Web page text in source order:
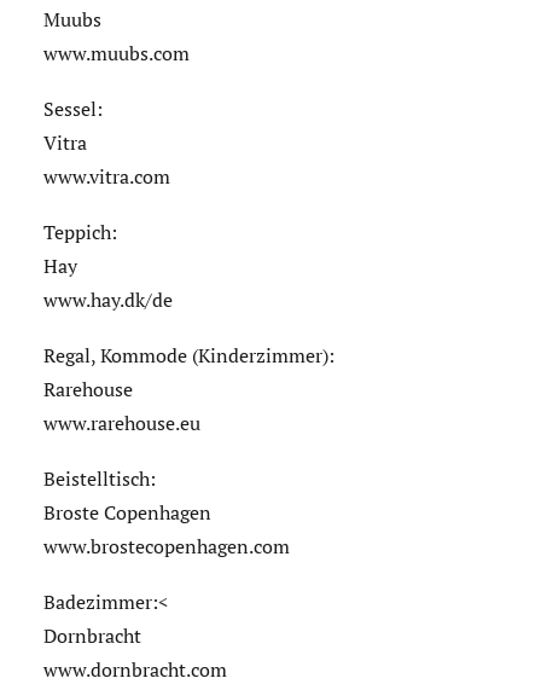
Muubs
www.muubs.com
Sessel:
Vitra
www.vitra.com
Teppich:
Hay
www.hay.dk/de
Regal, Kommode (Kinderzimmer):
Rarehouse
www.rarehouse.eu
Beistelltisch:
Broste Copenhagen
www.brostecopenhagen.com
Badezimmer:<
Dornbracht
www.dornbracht.com